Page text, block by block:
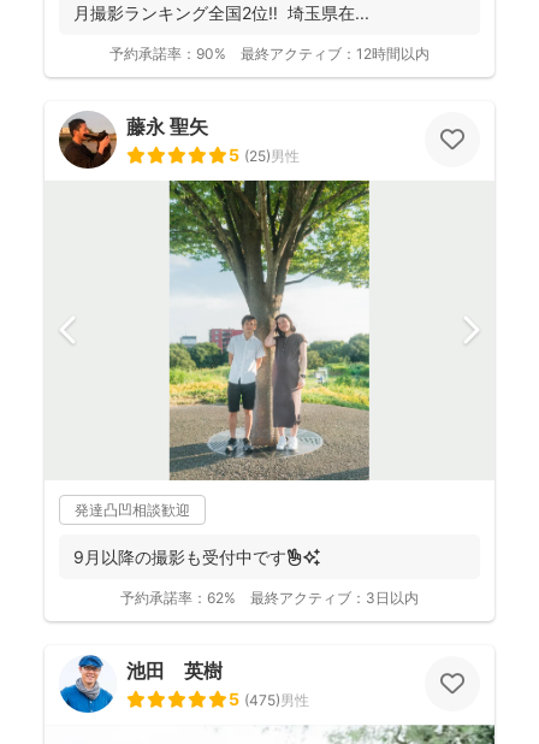
月撮影ランキング全国2位‼️ 埼玉県在...
予約承諾率： 90% 最終アクティブ： 12時間以内
藤永 聖矢
5 (25)男性
発達凸凹相談歓迎
9月以降の撮影も受付中です✌️✨
予約承諾率： 62% 最終アクティブ： 3日以内
池田 英樹
5 (475)男性